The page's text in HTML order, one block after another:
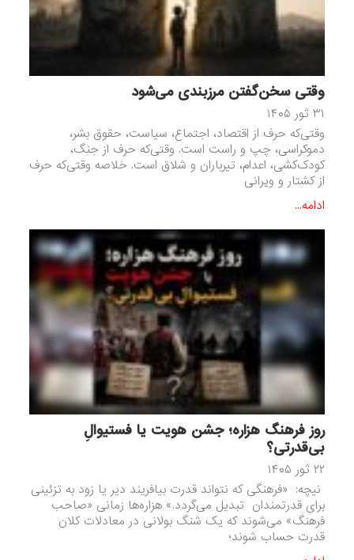
وقتی سخن‌گفتن مرزبندی می‌شود
۳۱ ثور ۱۴۰۵
وقتی‌که حرف از اقتصاد، اجتماع، سیاست، حقوق بشر،
دموکراسی، چپ و راست است. وقتی‌که حرف از جنگ،
کودک‌کشی، اعدام، تیرباران و شلاق است. خلاصه وقتی‌که حرف
از کشتار و ویرانی
ادامه...
روز فرهنگ هزاره؛ جشن هویت یا فستیوالِ
بی‌قدرتی؟
۲۲ ثور ۱۴۰۵
نیچه‌: «فرهنگی که نتواند قدرت بیافریند دیر یا زود به تزئینی
برای قدرتمندان تبدیل می‌گردد.» هزاره‌ها زمانی «صاحب
فرهنگ» می‌شوند که یک شنگ بولانی در معادلات کلان
قدرت حساب شوند؛